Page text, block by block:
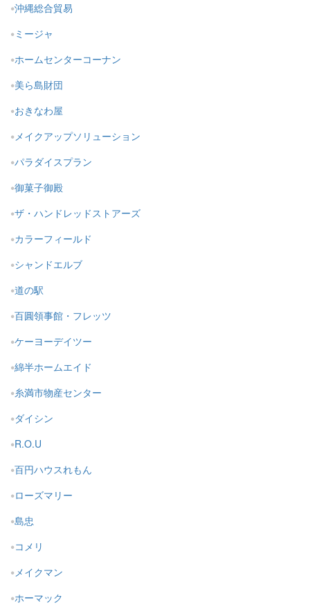
沖縄総合貿易
ミージャ
ホームセンターコーナン
美ら島財団
おきなわ屋
メイクアップソリューション
パラダイスプラン
御菓子御殿
ザ・ハンドレッドストアーズ
カラーフィールド
シャンドエルブ
道の駅
百圓領事館・フレッツ
ケーヨーデイツー
綿半ホームエイド
糸満市物産センター
ダイシン
R.O.U
百円ハウスれもん
ローズマリー
島忠
コメリ
メイクマン
ホーマック